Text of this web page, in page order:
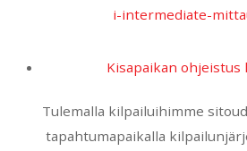
i-intermediate-
Kisapaikan ohjeistus
Tulemalla kilpailuihimme
tapahtumapaikalla